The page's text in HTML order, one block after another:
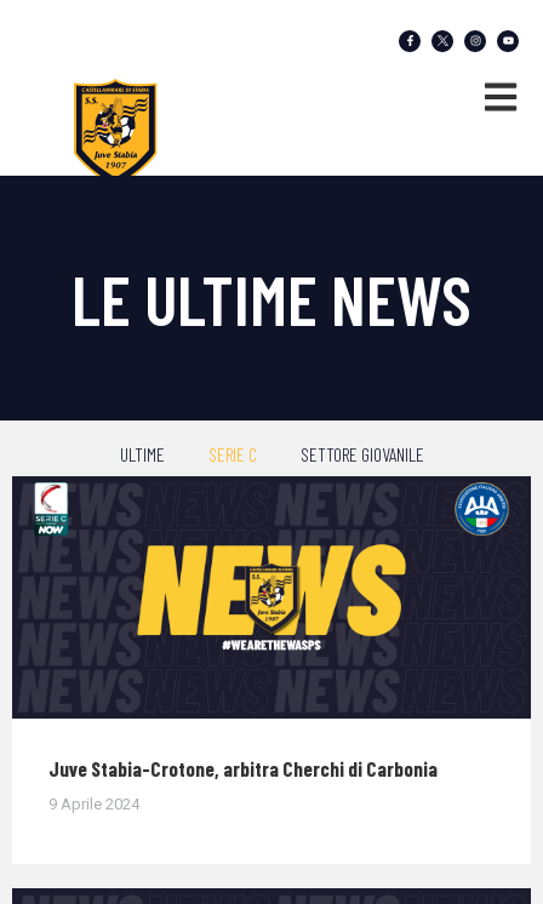
LE ULTIME NEWS
ULTIME SERIE C SETTORE GIOVANILE
Juve Stabia-Crotone, arbitra Cherchi di Carbonia
9 Aprile 2024